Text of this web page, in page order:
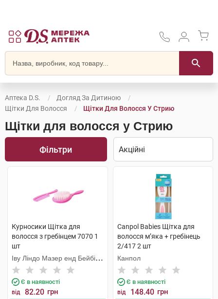
Аптека D.S.
Догляд За Дитиною
Щітки Для Волосся
Щітки Для Волосся У Стрию
Щітки для волосся у Стрию
Фільтри
Курносики Щітка для
волосся з гребінцем 7070 1
шт
Іву Ліндо Мазер енд Бейбі
Продактс
Є в наявності
від 82.20 грн
Canpol Babies Щітка для
волосся м’яка + гребінець
2/417 2 шт
Канпол
Є в наявності
від 148.40 грн